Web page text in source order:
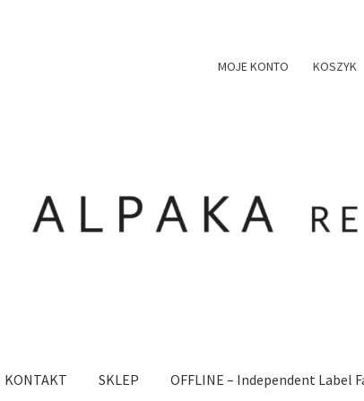
MOJE KONTO KOSZYK
KONTAKT SKLEP OFFLINE – Independent Label